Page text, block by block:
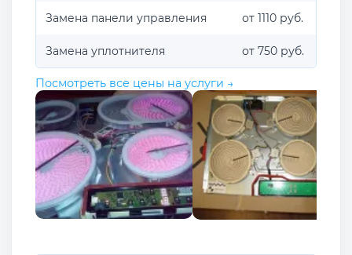
Замена панели управления от 1110 руб.
Замена уплотнителя от 750 руб.
Посмотреть все цены на услуги →